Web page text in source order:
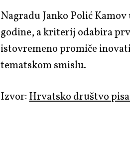
Nagradu Janko Polić
godine, a kriterij odabira
istovremeno promiče
tematskom smislu.
Izvor:Hrvatsko društvo